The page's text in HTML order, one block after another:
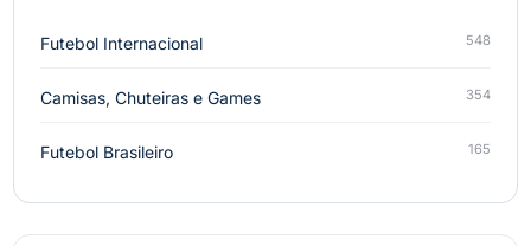
Futebol Internacional 548
Camisas, Chuteiras e Games 354
Futebol Brasileiro 165